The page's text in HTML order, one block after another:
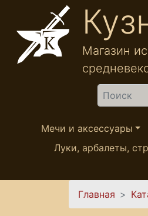
Перейти к основному
Магазин
Найти
Мечи и аксессуары
Луки, арбалеты,
Вы
Главная